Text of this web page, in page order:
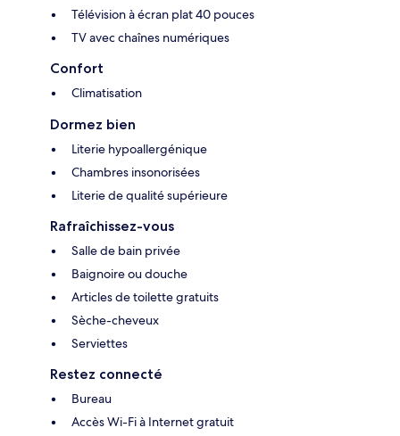
Télévision à écran plat 40 pouces
TV avec chaînes numériques
Confort
Climatisation
Dormez bien
Literie hypoallergénique
Chambres insonorisées
Literie de qualité supérieure
Rafraîchissez-vous
Salle de bain privée
Baignoire ou douche
Articles de toilette gratuits
Sèche-cheveux
Serviettes
Restez connecté
Bureau
Accès Wi-Fi à Internet gratuit